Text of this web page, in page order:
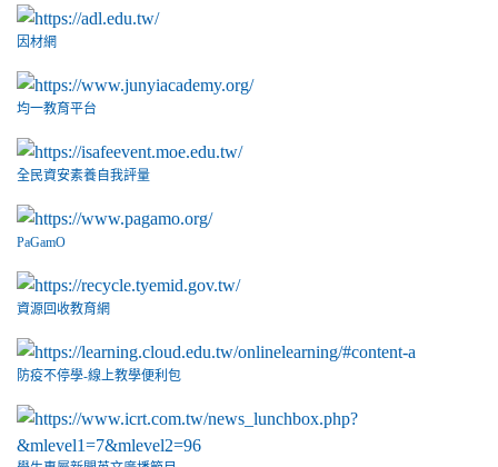
因材網
均一教育平台
全民資安素養自我評量
PaGamO
資源回收教育網
防疫不停學-線上教學便利包